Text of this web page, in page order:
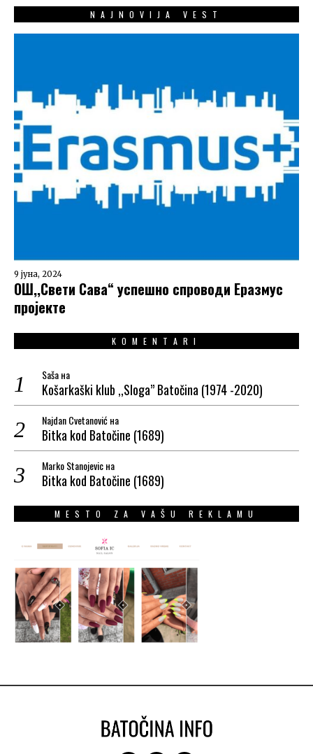
NAJNOVIJA VEST
9 јуна, 2024
ОШ,,Свети Сава“ успешно спроводи Еразмус
пројекте
KOMENTARI
Sašaна
Košarkaški klub ,,Sloga” Batočina (1974 -2020)
Najdan Cvetanovićна
Bitka kod Batočine (1689)
Marko Stanojevicна
Bitka kod Batočine (1689)
MESTO ZA VAŠU REKLAMU